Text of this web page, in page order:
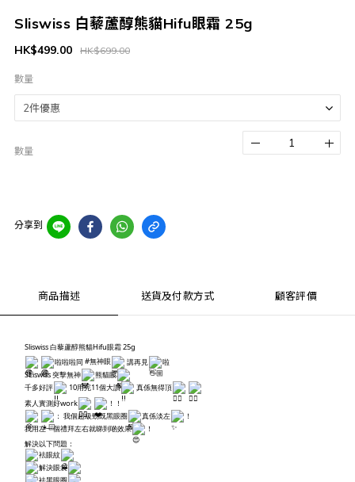
Sliswiss 白藜蘆醇熊貓Hifu眼霜 25g
HK$699.00
HK$499.00
數量
數量
分享到
商品描述 送貨及付款方式 顧客評價
Sliswiss 白藜蘆醇熊貓Hifu眼霜 25g
啦啦啦同 #無神眼 講再見
啦
SLiswiss 突擊無神
熊貓眼
千多好評
10用完11個大讚
真係無得頂
素人實測好work
！！
： 我個超級勁既黑眼圈
真係淡左
！
我用左一個禮拜左右就睇到啲效果
！
解決以下問題：
袪眼紋
解決眼袋
袪黑眼圈